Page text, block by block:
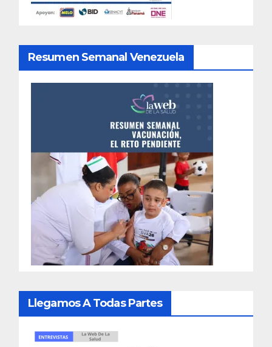
Resumen Semanal Venezuela
Llegamos A Todas Partes